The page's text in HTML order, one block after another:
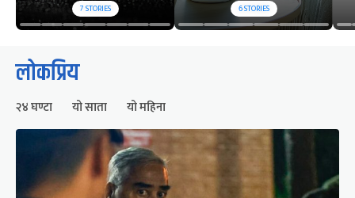
7STORIES 6STORIES
लोकप्रिय
२४ घण्टा यो साता यो महिना